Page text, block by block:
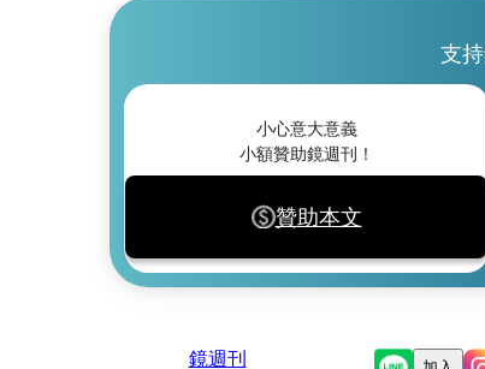
支
小心意大意義
小額贊助鏡週刊！
贊助本文
鏡週刊